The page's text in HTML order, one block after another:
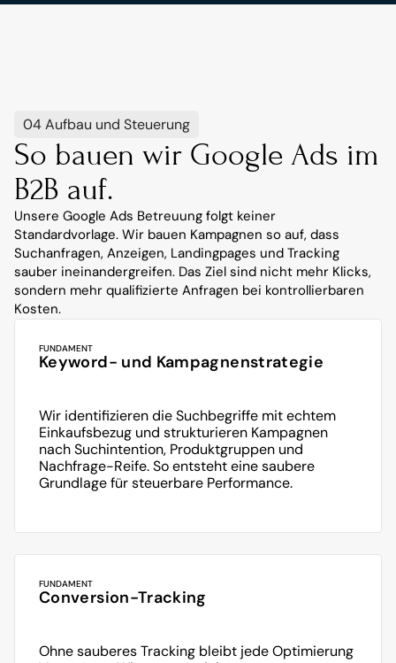
04 Aufbau und Steuerung
So bauen wir Google Ads im
B2B auf.
Unsere Google Ads Betreuung folgt keiner
Standardvorlage. Wir bauen Kampagnen so auf, dass
Suchanfragen, Anzeigen, Landingpages und Tracking
sauber ineinandergreifen. Das Ziel sind nicht mehr Klicks,
sondern mehr qualifizierte Anfragen bei kontrollierbaren
Kosten.
FUNDAMENT
Keyword- und Kampagnenstrategie
Wir identifizieren die Suchbegriffe mit echtem
Einkaufsbezug und strukturieren Kampagnen
nach Suchintention, Produktgruppen und
Nachfrage-Reife. So entsteht eine saubere
Grundlage für steuerbare Performance.
FUNDAMENT
Conversion-Tracking
Ohne sauberes Tracking bleibt jede Optimierung